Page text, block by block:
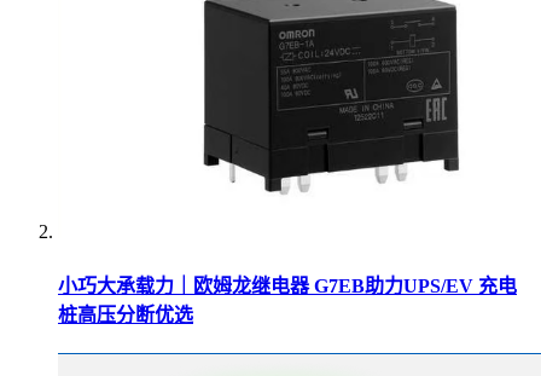
小巧大承载力｜欧姆龙继电器 G7EB助力UPS/EV 充电
桩高压分断优选